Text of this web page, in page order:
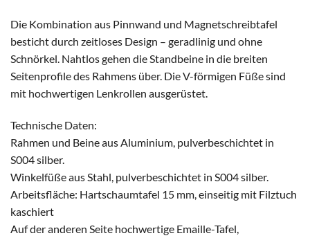
Die Kombination aus Pinnwand und Magnetschreibtafel
besticht durch zeitloses Design – geradlinig und ohne
Schnörkel. Nahtlos gehen die Standbeine in die breiten
Seitenprofile des Rahmens über. Die V-förmigen Füße sind
mit hochwertigen Lenkrollen ausgerüstet.
Technische Daten:
Rahmen und Beine aus Aluminium, pulverbeschichtet in
S004 silber.
Winkelfüße aus Stahl, pulverbeschichtet in S004 silber.
Arbeitsfläche: Hartschaumtafel 15 mm, einseitig mit Filztuch
kaschiert
Auf der anderen Seite hochwertige Emaille-Tafel,